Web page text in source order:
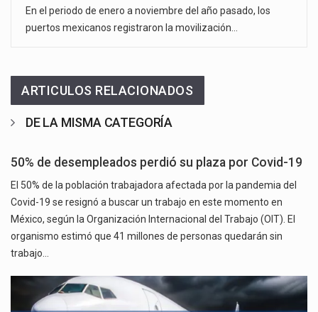
En el periodo de enero a noviembre del año pasado, los
puertos mexicanos registraron la movilización…
ARTICULOS RELACIONADOS
DE LA MISMA CATEGORÍA
50% de desempleados perdió su plaza por Covid-19
El 50% de la población trabajadora afectada por la pandemia del
Covid-19 se resignó a buscar un trabajo en este momento en
México, según la Organización Internacional del Trabajo (OIT). El
organismo estimó que 41 millones de personas quedarán sin
trabajo…